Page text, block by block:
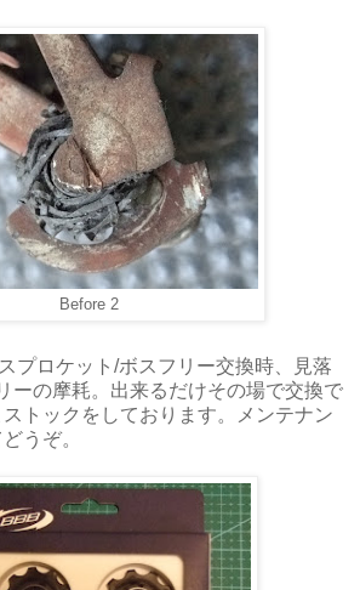
Before 2
プロケット/ボスフリー交換時、見落
ーの摩耗。出来るだけその場で交換で
トックをしております。メンテナン
うぞ。